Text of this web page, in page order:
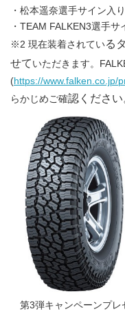
・松本遥奈選手サイン入
・TEAM FALKEN3選手
※2 現在装着されている
せて いただきます。
(https://www.falken.co.jp/
らかじめご確認ください
第3弾キャンペーンプレ